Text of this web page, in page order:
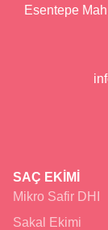
Esentepe
SAÇ EKİMİ
Mikro Safir DHI
Sakal Ekimi